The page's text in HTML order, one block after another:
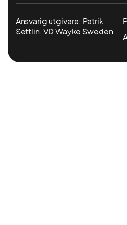
Ansvarig utgivare: Patrik
Settlin, VD Wayke Sweden